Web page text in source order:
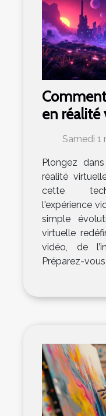
en réalité
paysage
Samedi 1
Plongez
réalité
cette
l'expérience
simple
virtuelle
vidéo, de
Préparez-vous